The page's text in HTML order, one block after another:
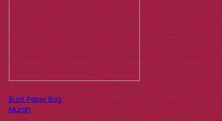
Buat Paper Bag
Murah